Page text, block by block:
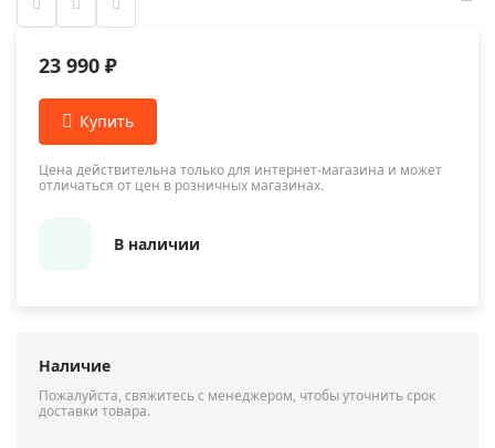
23 990 ₽
Цена действительна только для интернет-магазина и может
отличаться от цен в розничных магазинах.
В наличии
Наличие
Пожалуйста, свяжитесь с менеджером, чтобы уточнить срок
доставки товара.